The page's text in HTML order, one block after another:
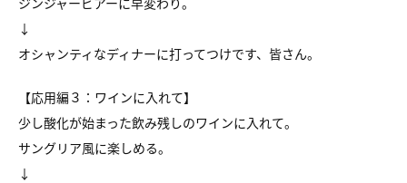
↓
オシャンティなディナーに打ってつけです、皆さん。
【応用編３：ワインに入れて】
少し酸化が始まった飲み残しのワインに入れて。
サングリア風に楽しめる。
↓